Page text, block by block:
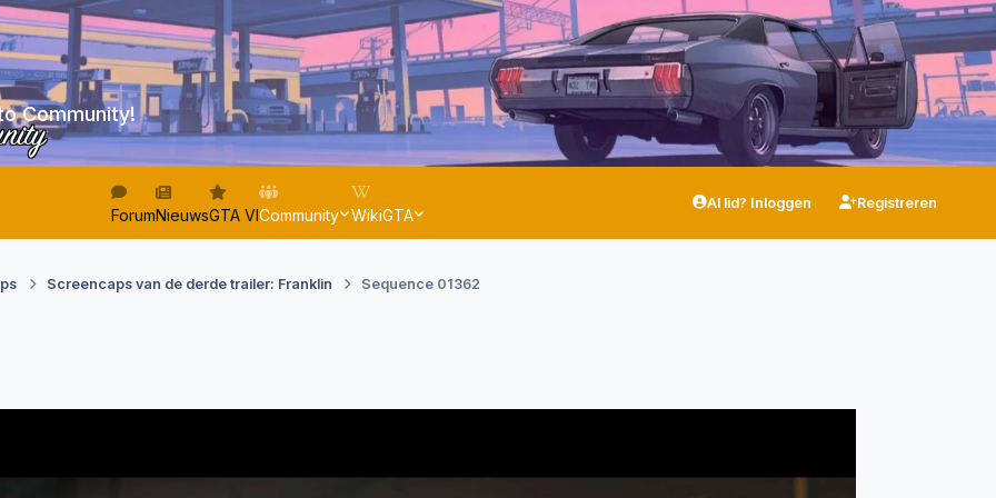
Community!
ForumNieuwsGTA VICommunity WikiGTA
Al lid? Inloggen Registreren
Screencaps van de derde trailer: Franklin Sequence 01362